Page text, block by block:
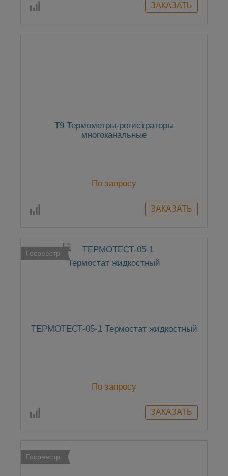
Т9 Термометры-регистраторы
многоканальные
По запросу
Госреестр
ТЕРМОТЕСТ-05-1 Термостат жидкостный
По запросу
Госреестр